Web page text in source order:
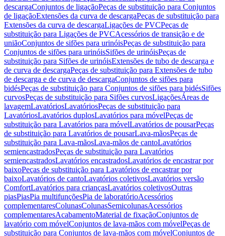
descargaConjuntos de ligaçãoPeças de substituição para Conjuntos
de ligaçãoExtensões da curva de descargaPeças de substituição para
Extensões da curva de descargaLigações de PVCPeças de
substituição para Ligações de PVCAcessórios de transição e de
uniãoConjuntos de sifões para urinóisPeças de substituição para
Conjuntos de sifões para urinóisSifões de urinóisPeças de
substituição para Sifões de urinóisExtensões de tubo de descarga e
de curva de descargaPeças de substituição para Extensões de tubo
de descarga e de curva de descargaConjuntos de sifões para
bidésPeças de substituição para Conjuntos de sifões para bidésSifões
curvosPeças de substituição para Sifões curvosLigaçõesÁreas de
lavagemLavatóriosLavatóriosPeças de substituição para
LavatóriosLavatórios duplosLavatórios para móvelPeças de
substituição para Lavatórios para móvelLavatórios de pousarPeças
de substituição para Lavatórios de pousarLava-mãosPeças de
substituição para Lava-mãosLava-mãos de cantoLavatórios
semiencastradosPeças de substituição para Lavatórios
semiencastradosLavatórios encastradosLavatórios de encastrar por
baixoPeças de substituição para Lavatórios de encastrar por
baixoLavatórios de cantoLavatórios coletivosLavatórios versão
ComfortLavatórios para criançasLavatórios coletivosOutras
piasPiasPia multifunçõesPia de laboratórioAcessórios
complementaresColunasColunasSemicolunasAcessórios
complementaresAcabamentoMaterial de fixaçãoConjuntos de
lavatório com móvelConjuntos de lava-mãos com móvelPeças de
substituição para Conjuntos de lava-mãos com móvelConjuntos de